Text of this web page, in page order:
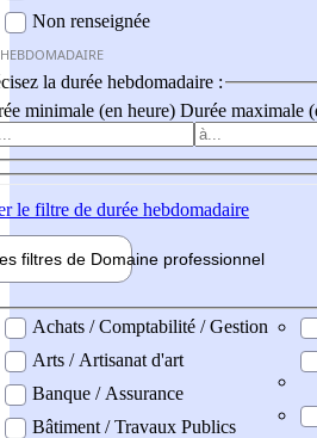
Non renseignée
la durée hebdomadaire :
minimale (en heure) Durée maximale
le filtre de durée hebdomadaire
filtres de Domaine professionnel
professionel
Achats / Comptabilité / Gestion
Arts / Artisanat d'art
Banque / Assurance
Bâtiment / Travaux Publics